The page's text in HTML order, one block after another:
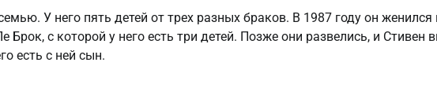
У него пять детей от трех разных браков. В 1987 году он женился
Брок, с которой у него есть три детей. Позже они развелись, и Стивен
есть с ней сын.